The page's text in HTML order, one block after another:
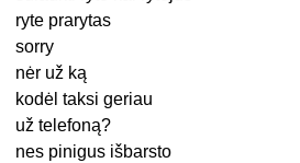
ryte prarytas
sorry
nėr už ką
kodėl taksi geriau
už telefoną?
nes pinigus išbarsto